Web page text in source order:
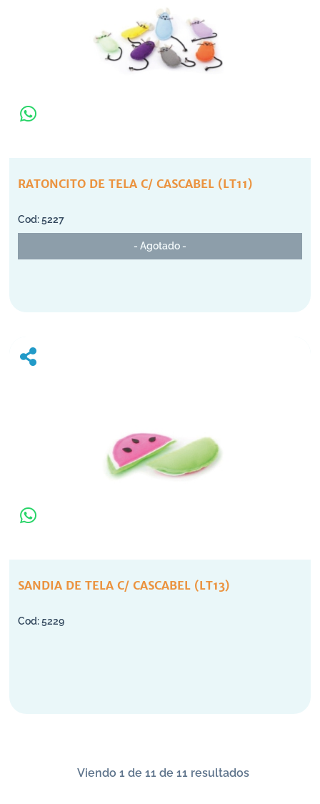
RATONCITO DE TELA C/ CASCABEL (LT11)
5227
- Agotado -
SANDIA DE TELA C/ CASCABEL (LT13)
5229
Viendo 1 de 11 de 11 resultados